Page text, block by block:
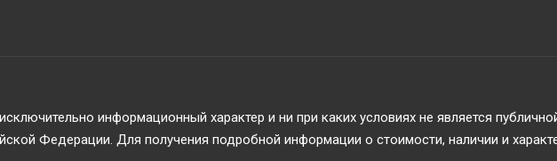
информационный характер и ни при каких условиях не является
Федерации. Для получения подробной информации о стоимости, наличии и